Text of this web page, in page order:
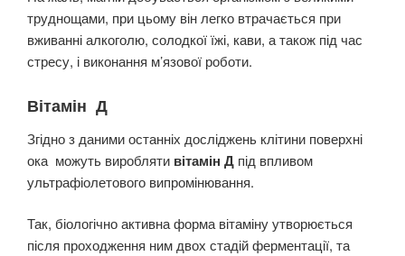
труднощами, при цьому він легко втрачається при
вживанні алкоголю, солодкої їжі, кави, а також під час
стресу, і виконання м’язової роботи.
Вітамін Д
Згідно з даними останніх досліджень клітини поверхні
ока можуть виробляти вітамін Д під впливом
ультрафіолетового випромінювання.
Так, біологічно активна форма вітаміну утворюється
після проходження ним двох стадій ферментації, та